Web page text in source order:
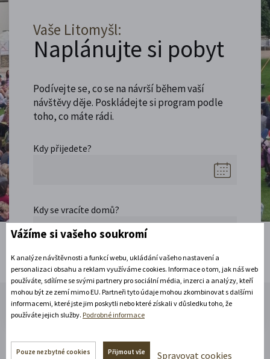
Vaše Litomyšl:
Naplánujte si pobyt
Podívejte se, co se na návrší během vaší
návštěvy děje. Poskládejte si program podle
toho, co máte rádi.
Kdy přijedete?
Kdy se vracíte domů?
Začněte se těšit!
Vážíme si vašeho soukromí
K analýze návštěvnosti a funkcí webu, ukládání vašeho nastavení a
personalizaci obsahu a reklam využíváme cookies. Informace o tom, jak náš web
používáte, sdílíme se svými partnery pro sociální média, inzerci a analýzy, kteří
mohou být ze zemí mimo EU. Partneři tyto údaje mohou zkombinovat s dalšími
informacemi, které jste jim poskytli nebo které získali v důsledku toho, že
používáte jejich služby. Podrobné informace
Pouze nezbytné cookies Přijmout vše Spravovat cookies